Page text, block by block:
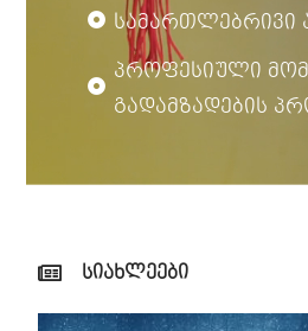
სამართლებრივი
პროფესიული
გადამზადების
სიახლეები